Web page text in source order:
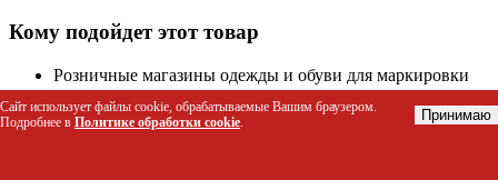
Кому подойдет этот товар
Розничные магазины одежды и обуви для маркировки
товаров
Супермаркеты и продуктовые магазины для размещения
акционных листовок
Сайт использует файлы cookie, обрабатываемые Вашим браузером.
Подробнее в Политике обработки cookie. Принимаю